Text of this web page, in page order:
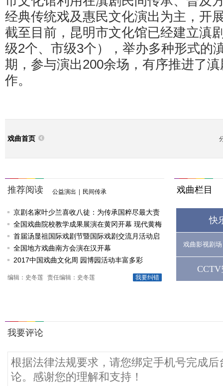
经典传统戏及惠民文化演出为主，开
截至目前，昆明市文化馆已经建立滇
级2个、市级3个），举办多种形式的
期，参与演出200余场，有序推进了
作。
戏曲首页
推荐阅读 公益演出 民间传承
京剧名家叶少兰喜收八徒：为传承国粹尽最大责
任
全国戏曲院校教学成果展演在黄冈开幕 现代黄梅
戏《槐花谣》倾情..
首届汤显祖国际戏剧节暨国际戏剧交流月活动启
动
全国地方戏曲南方会演在汉开幕
2017中国戏曲文化周 园博园活动丰富多彩
我要纠错
编辑：史冬莲 责任编辑：史冬莲
戏曲栏目
快
戏曲影视剧场